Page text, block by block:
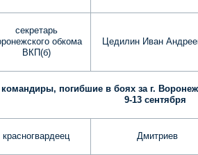
секретарь
обкома
ВКП(б)
Цедилин Иван
погибшие в боях за г. Воронеж
9-13 сентября
красногвардеец Дмитриев